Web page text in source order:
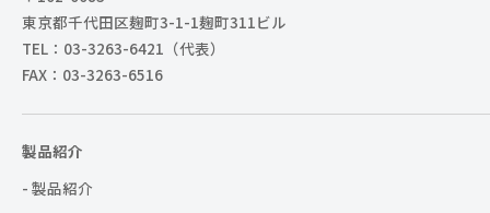
東京都千代田区麹町3-1-1麹町311ビル
TEL：03-3263-6421（代表）
FAX：03-3263-6516
製品紹介
- 製品紹介